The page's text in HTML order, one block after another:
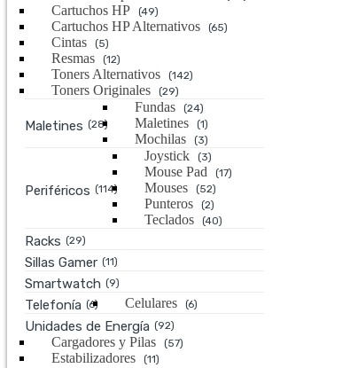
Cartuchos HP (49)
Cartuchos HP Alternativos (65)
Cintas (5)
Resmas (12)
Toners Alternativos (142)
Toners Originales (29)
Maletines (28)
Fundas (24)
Maletines (1)
Mochilas (3)
Periféricos (114)
Joystick (3)
Mouse Pad (17)
Mouses (52)
Punteros (2)
Teclados (40)
Racks (29)
Sillas Gamer (11)
Smartwatch (9)
Telefonía (6) Celulares (6)
Unidades de Energía (92)
Cargadores y Pilas (57)
Estabilizadores (11)